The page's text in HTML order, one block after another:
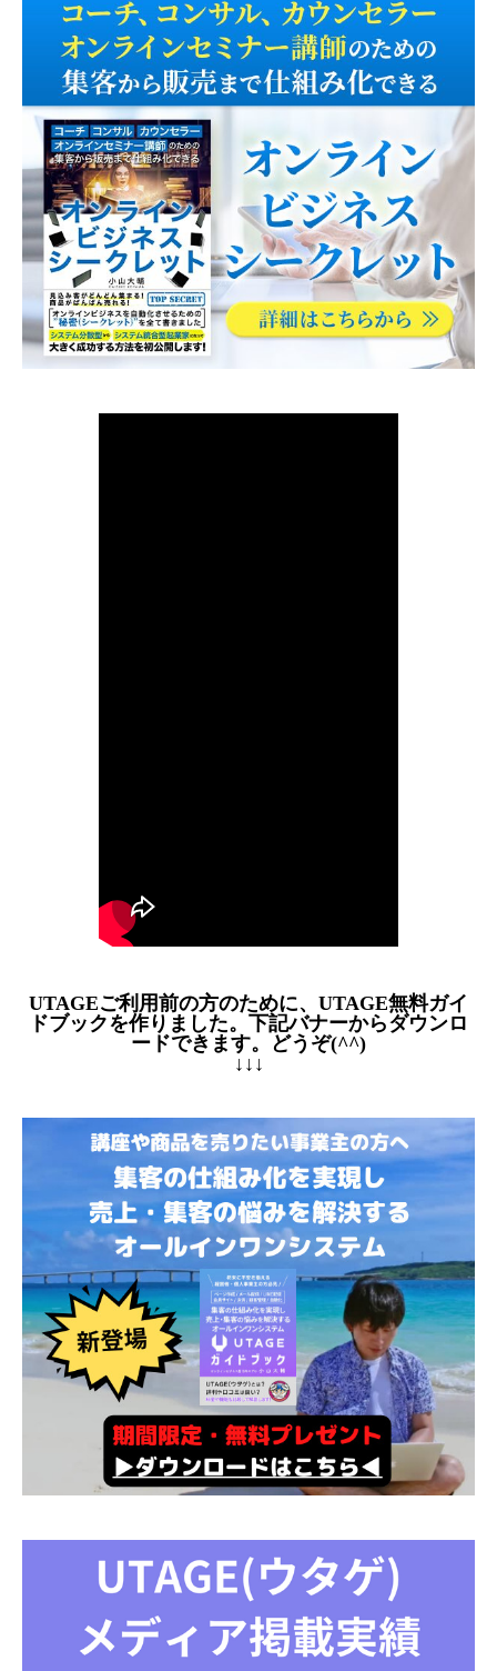
UTAGEご利用前の方のために、UTAGE無料ガイ
ドブックを作りました。下記バナーからダウンロ
ードできます。どうぞ(^^)
↓↓↓